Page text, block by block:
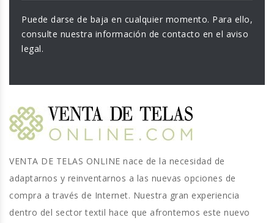
Puede darse de baja en cualquier momento. Para ello,
consulte nuestra información de contacto en el aviso
legal.
VENTA DE TELAS ONLINE nace de la necesidad de
adaptarnos y reinventarnos a las nuevas opciones de
compra a través de Internet. Nuestra gran experiencia
dentro del sector textil hace que afrontemos este nuevo